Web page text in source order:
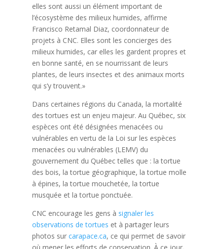
elles sont aussi un élément important de
l’écosystème des milieux humides, affirme
Francisco Retamal Diaz, coordonnateur de
projets à CNC. Elles sont les concierges des
milieux humides, car elles les gardent propres et
en bonne santé, en se nourrissant de leurs
plantes, de leurs insectes et des animaux morts
qui s’y trouvent.»
Dans certaines régions du Canada, la mortalité
des tortues est un enjeu majeur. Au Québec, six
espèces ont été désignées menacées ou
vulnérables en vertu de la Loi sur les espèces
menacées ou vulnérables (LEMV) du
gouvernement du Québec telles que : la tortue
des bois, la tortue géographique, la tortue molle
à épines, la tortue mouchetée, la tortue
musquée et la tortue ponctuée.
CNC encourage les gens à signaler les
observations de tortues et à partager leurs
photos sur carapace.ca, ce qui permet de savoir